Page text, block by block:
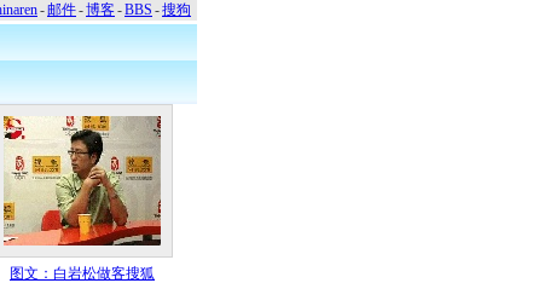
-邮件-博客-BBS -搜狗
图文：白岩松做客搜狐